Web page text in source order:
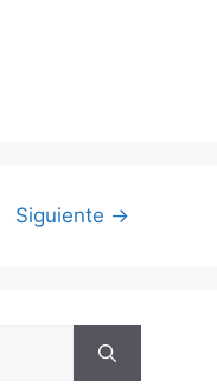
Siguiente →